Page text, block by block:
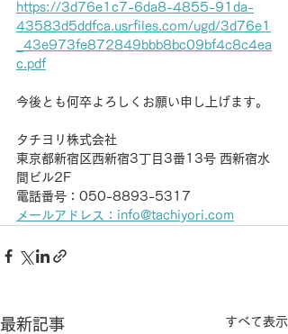
https://3d76e1c7-6da8-4855-91da-
43583d5ddfca.usrfiles.com/ugd/3d76e1
_43e973fe872849bbb8bc09bf4c8c4ea
c.pdf
今後とも何卒よろしくお願い申し上げます。
タチヨリ株式会社
東京都新宿区西新宿3丁目3番13号 西新宿水
間ビル2F
電話番号：050-8893-5317
メールアドレス：info@tachiyori.com
最新記事 すべて表示